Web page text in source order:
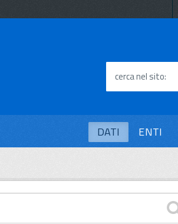
cerca nel sito
DATI ENTI